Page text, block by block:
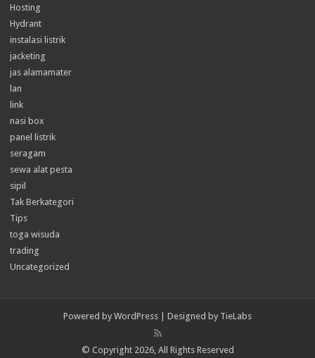
Hosting
Hydrant
instalasi listrik
jacketing
jas alamamater
lan
link
nasi box
panel listrik
seragam
sewa alat pesta
sipil
Tak Berkategori
Tips
toga wisuda
trading
Uncategorized
Powered by WordPress | Designed by TieLabs
© Copyright 2026, All Rights Reserved